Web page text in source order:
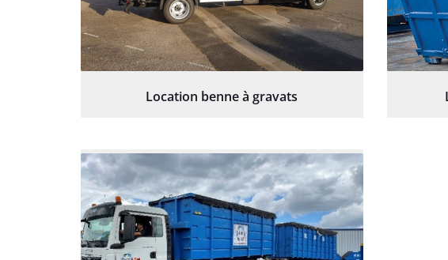
Location benne à gravats